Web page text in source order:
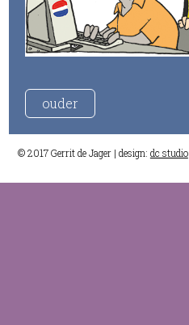
ouder
© 2017 Gerrit de Jager | design: dc studio